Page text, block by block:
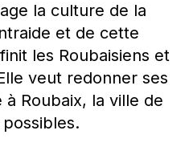
la culture de la
et de cette
les Roubaisiens et
veut redonner ses
Roubaix, la ville de